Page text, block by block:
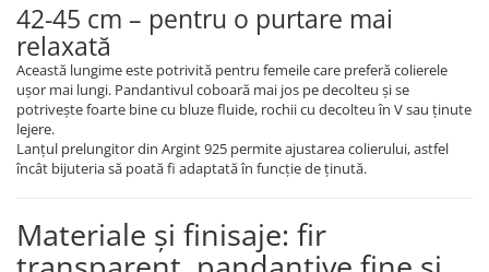
42-45 cm – pentru o purtare mai
relaxată
Această lungime este potrivită pentru femeile care preferă colierele
ușor mai lungi. Pandantivul coboară mai jos pe decolteu și se
potrivește foarte bine cu bluze fluide, rochii cu decolteu în V sau ținute
lejere.
Lanțul prelungitor din Argint 925 permite ajustarea colierului, astfel
încât bijuteria să poată fi adaptată în funcție de ținută.
Materiale și finisaje: fir